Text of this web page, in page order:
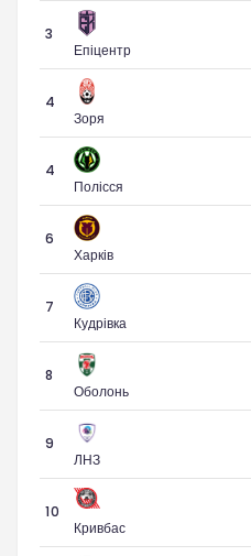
3
Епіцентр
4
Зоря
4
Полісся
6
Харків
7
Кудрівка
8
Оболонь
9
ЛНЗ
10
Кривбас